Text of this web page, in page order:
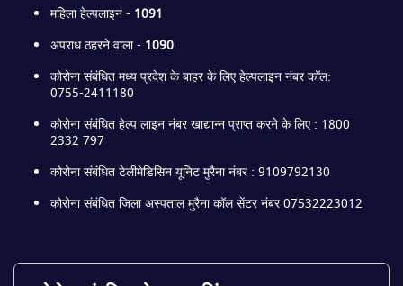
महिला हेल्पलाइन - 1091
अपराध ठहरने वाला - 1090
कोरोना संबंधित मध्य प्रदेश के बाहर के लिए हेल्पलाइन नंबर कॉल:
0755-2411180
कोरोना संबंधित हेल्प लाइन नंबर खाद्यान्न प्राप्त करने के लिए : 1800
2332 797
कोरोना संबंधित टेलीमेडिसिन यूनिट मुरैना नंबर : 9109792130
कोरोना संबंधित जिला अस्पताल मुरैना कॉल सेंटर नंबर 07532223012